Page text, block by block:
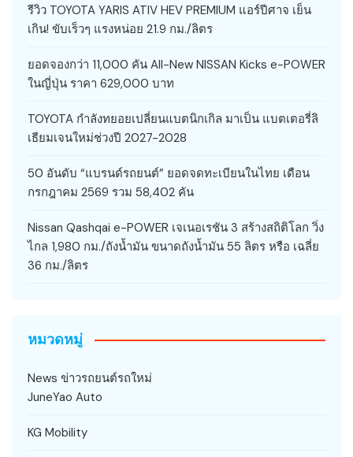
รีวิว TOYOTA YARIS ATIV HEV PREMIUM แอร์ปีศาจ เย็น
เกิน! ขับเร็วๆ แรงหน่อย 21.9 กม./ลิตร
ยอดจองกว่า 11,000 คัน All-New NISSAN Kicks e-POWER
ในญี่ปุ่น ราคา 629,000 บาท
TOYOTA กำลังทยอยเปลี่ยนแบตนิกเกิล มาเป็น แบตเตอรี่ลิ
เธียมเจนใหม่ช่วงปี 2027-2028
50 อันดับ “แบรนด์รถยนต์” ยอดจดทะเบียนในไทย เดือน
กรกฎาคม 2569 รวม 58,402 คัน
Nissan Qashqai e-POWER เจเนอเรชัน 3 สร้างสถิติโลก วิ่ง
ไกล 1,980 กม./ถังน้ำมัน ขนาดถังน้ำมัน 55 ลิตร หรือ เฉลี่ย
36 กม./ลิตร
หมวดหมู่
News ข่าวรถยนต์รถใหม่
JuneYao Auto
KG Mobility